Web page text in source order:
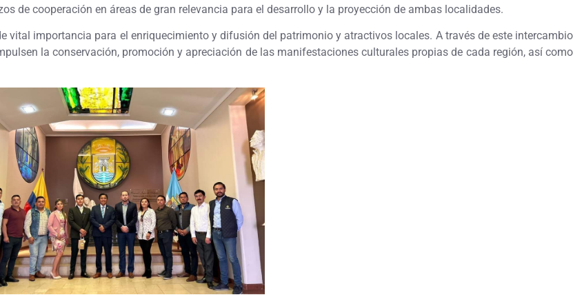
de cooperación en áreas de gran relevancia para el desarrollo y la proyección de ambas localidades.
vital importancia para el enriquecimiento y difusión del patrimonio y atractivos locales. A través de este intercambio
la conservación, promoción y apreciación de las manifestaciones culturales propias de cada región, así como